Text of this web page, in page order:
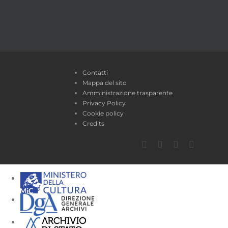
Contatti
Mappa del sito
Amministrazione trasparente
Privacy Policy
Cookie policy
Credits
Facebook
TwitterYouTube